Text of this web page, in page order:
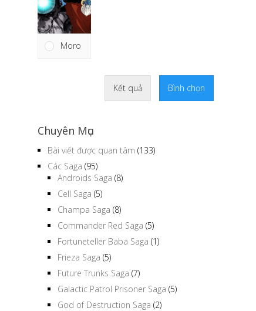
Moro
Kết quả Bình chọn
Chuyên Mục
Bài viết được quan tâm (133)
Các Saga (95)
Androids Saga (8)
Cell Saga (5)
Champa Saga (8)
Commander Red Saga (5)
Fortuneteller Baba Saga (1)
Frieza Saga (5)
Future Trunks Saga (7)
Galactic Patrol Prisoner Saga (5)
God of Destruction Saga (2)